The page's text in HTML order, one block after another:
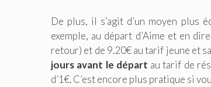
De plus, il s’agit d’un moyen plus
exemple, au départ d’Aime et en
retour) et de 9.20€ au tarif jeune et
jours avant le départ au tarif de
d’1€. C’est encore plus pratique si